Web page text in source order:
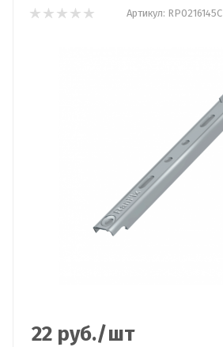
Артикул: RP0216145С
22 руб./шт